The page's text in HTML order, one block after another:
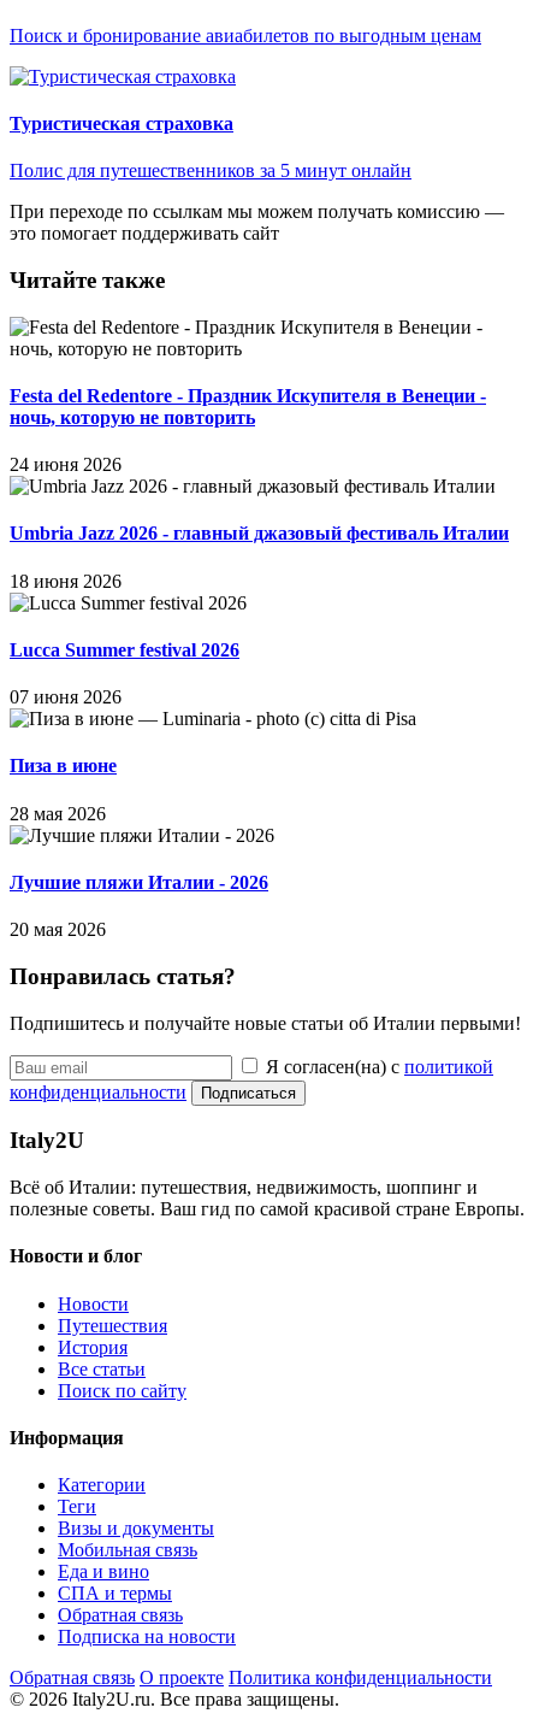
Поиск и бронирование авиабилетов по выгодным ценам
Туристическая страховка
Полис для путешественников за 5 минут онлайн
При переходе по ссылкам мы можем получать комиссию —
это помогает поддерживать сайт
Читайте также
Festa del Redentore - Праздник Искупителя в Венеции -
ночь, которую не повторить
24 июня 2026
Umbria Jazz 2026 - главный джазовый фестиваль Италии
18 июня 2026
Lucca Summer festival 2026
07 июня 2026
Пиза в июне
28 мая 2026
Лучшие пляжи Италии - 2026
20 мая 2026
Понравилась статья?
Подпишитесь и получайте новые статьи об Италии первыми!
Я согласен(на) с политикой
конфиденциальности
Подписаться
Italy2U
Всё об Италии: путешествия, недвижимость, шоппинг и
полезные советы. Ваш гид по самой красивой стране Европы.
Новости и блог
Новости
Путешествия
История
Все статьи
Поиск по сайту
Информация
Категории
Теги
Визы и документы
Мобильная связь
Еда и вино
СПА и термы
Обратная связь
Подписка на новости
Обратная связь О проекте Политика конфиденциальности
© 2026 Italy2U.ru. Все права защищены.